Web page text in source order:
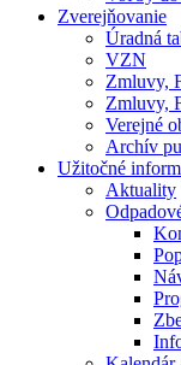
Zverejňovanie
Úradná
VZN
Zmluvy,
Zmluvy,
Verejné
Archív
Užitočné
Aktuality